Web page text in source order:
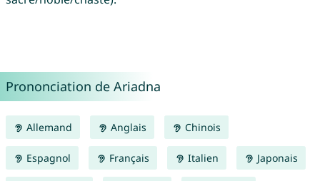
Prononciation de Ariadna
Allemand Anglais Chinois
Espagnol Français Italien Japonais